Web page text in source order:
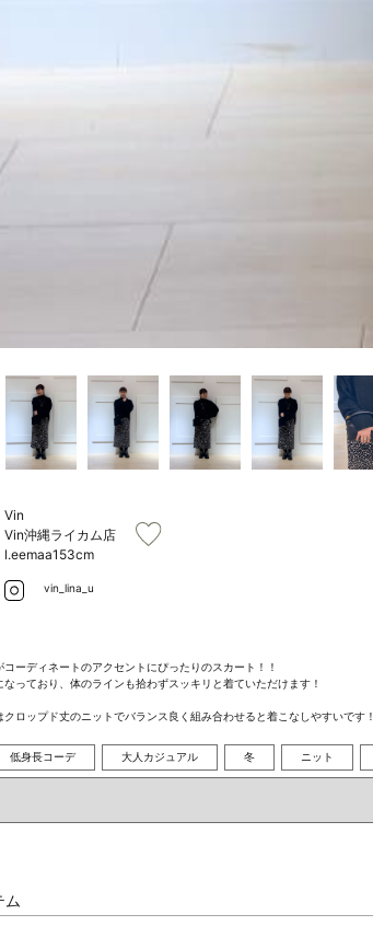
Vin
Vin沖縄ライカム店
l.eemaa153cm
vin_lina_u
コーディネートのアクセントにぴったりのスカート！！
なっており、体のラインも拾わずスッキリと着ていただけます！
クロップド丈のニットでバランス良く組み合わせると着こなしやすいです！
低身長コーデ 大人カジュアル 冬 ニット
ム